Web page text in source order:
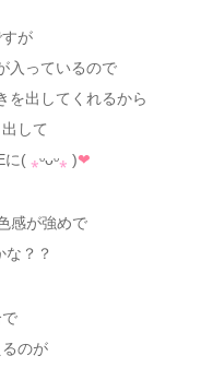
が
入っているので
を出してくれるから
して
に( ⁎ᵕᴗᵕ⁎ )❤︎
感が強めで
な？？
のが